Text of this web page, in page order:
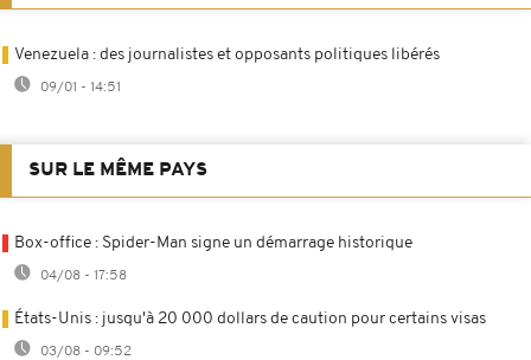
Venezuela : des journalistes et opposants politiques libérés
09/01 - 14:51
SUR LE MÊME PAYS
Box-office : Spider-Man signe un démarrage historique
04/08 - 17:58
États-Unis : jusqu'à 20 000 dollars de caution pour certains visas
03/08 - 09:52